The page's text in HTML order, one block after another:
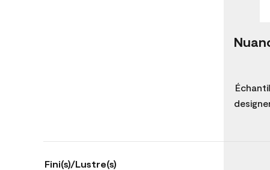
Fini(s)/Lustre(s)